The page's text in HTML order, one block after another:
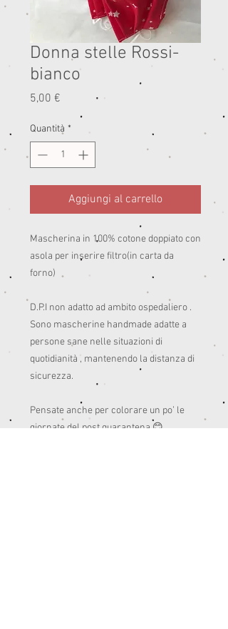
Donna stelle Rossi-
bianco
5,00 €
Quantità *
Aggiungi al carrello
Mascherina in 100% cotone doppiato con
asola per inserire filtro(in carta da
forno)
D.P.I non adatto ad ambito ospedaliero .
Sono mascherine handmade adatte a
persone sane nelle situazioni di
quotidianità , mantenendo la distanza di
sicurezza.
Pensate anche per colorare un po’ le
giornate del post quarantena.😊